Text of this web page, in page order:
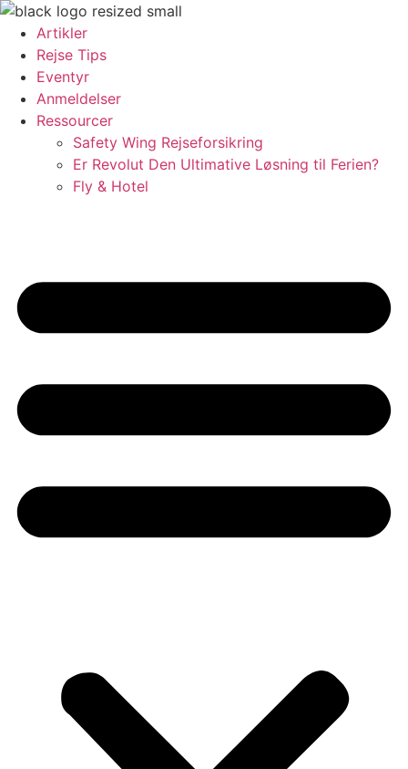
Videre
indhold
Artikler
Rejse Tips
Eventyr
Anmeldelser
Ressourcer
Safety Wing Rejseforsikring
Er Revolut Den Ultimative Løsning til Ferien?
Fly & Hotel